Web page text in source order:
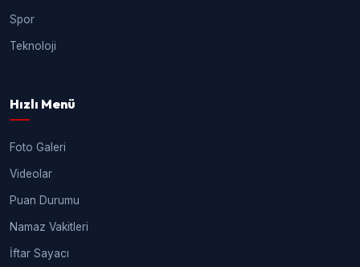
Spor
Teknoloji
Hızlı Menü
Foto Galeri
Videolar
Puan Durumu
Namaz Vakitleri
İftar Sayacı